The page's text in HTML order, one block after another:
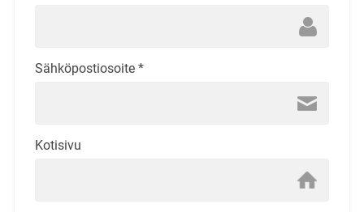
Sähköpostiosoite *
Kotisivu